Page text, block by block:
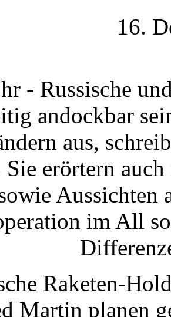
16.
- Russische
andockbar
aus,
Sie erörtern
Aussichten
im All
Raketen-
Martin planen